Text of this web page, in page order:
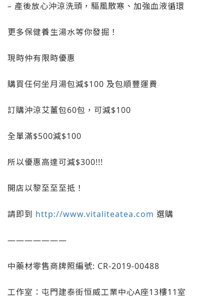
– 產後放心沖涼洗頭，驅風散寒、加強血液循環
更多保健養生湯水等你發掘！
現時仲有限時優惠
購買任何坐月湯包減$100 及包順豐運費
訂購沖涼艾薑包60包，可減$100
全單滿$500減$100
所以優惠高達可減$300!!!
開店以黎至至至抵！
請即到 http://www.vitaliteatea.com 選購
———————
中藥材零售商牌照編號: CR-2019-00488
工作室：屯門建泰街恒威工業中心A座13樓11室